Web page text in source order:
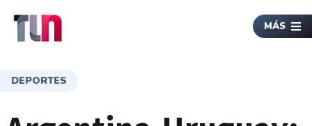
MÁS
DEPORTES